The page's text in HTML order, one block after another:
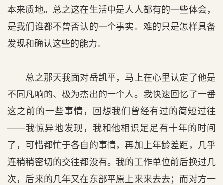
本来质地。总之这在生活中是人人都有的一些体会，
是我们谁都不曾否认的一个事实。难的只是怎样具备
发现和确认这些的能力。
总之那天我面对岳凯平，马上在心里认定了他是
不同凡响的、极为杰出的一个人。我快速回忆了一番
这之前的一些事情，回想我们曾经有过的简短过往
——我惊异地发现，我和他相识足足有十年的时间
了，可惜都忙于各自的事情，再加上年龄差距，几乎
连稍稍密切的交往都没有。我的工作单位前后换过几
次，后来的几年又在东部平原上来来去去；而对方一